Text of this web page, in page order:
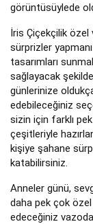
görüntüsüylede
İris Çiçekçilik özel
sürprizler
tasarımları
sağlayacak
günlerinize
edebileceğiniz
sizin için farklı
çeşitleriyle
kişiye şahane
katabilirsiniz.
Anneler günü,
daha pek çok özel
edeceğiniz